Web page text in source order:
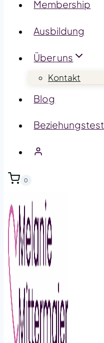
Membership
Ausbildung
Über uns
Kontakt
Blog
Beziehungstest
0